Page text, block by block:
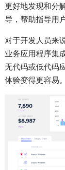
更好地发现和分
导，帮助指导用
对于开发人员来
业务应用程序集
无代码或低代码
体验变得更容易。